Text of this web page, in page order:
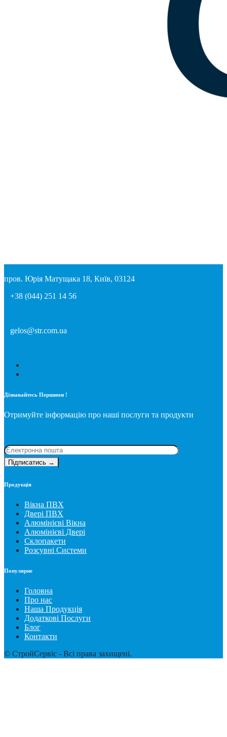
пров. Юрія Матущака 18, Київ, 03124
+38 (044) 251 14 56
gelos@str.com.ua
Дізнавайтесь Першими !
Отримуйте інформацію про наші послуги та продукти
Продукція
Вікна ПВХ
Двері ПВХ
Алюмінієві Вікна
Алюмінієві Двері
Склопакети
Розсувні Системи
Популярне
Головна
Про нас
Наша Продукція
Додаткові Послуги
Блог
Контакти
© СтройСервіс - Всі права захищені.